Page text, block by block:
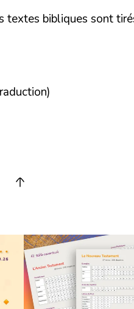
textes bibliques sont